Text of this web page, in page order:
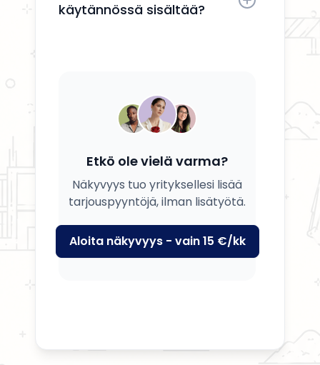
käytännössä sisältää?
Etkö ole vielä varma?
Näkyvyys tuo yrityksellesi lisää
tarjouspyyntöjä, ilman lisätyötä.
Aloita näkyvyys - vain 15 €/kk